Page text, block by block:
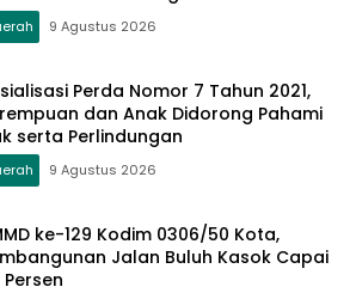
9 Agustus 2026
Perda Nomor 7 Tahun 2021,
dan Anak Didorong Pahami
serta Perlindungan
9 Agustus 2026
ke-129 Kodim 0306/50 Kota,
Jalan Buluh Kasok Capai
Persen